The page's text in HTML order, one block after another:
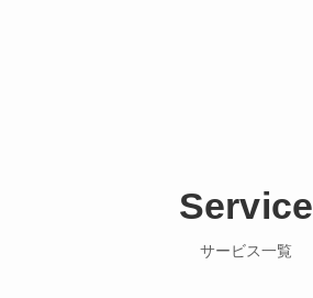
Service
サービス一覧